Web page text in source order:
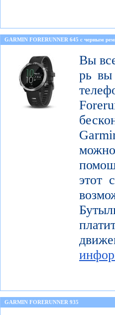
GARMIN FORERUNNER 645 с черным
Вы
рь вы
этот
GARMIN FORERUNNER 935